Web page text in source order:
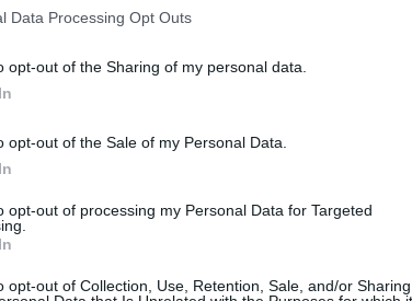
Data Processing Opt Outs
opt-out of the Sharing of my personal data.
opt-out of the Sale of my Personal Data.
opt-out of processing my Personal Data for Targeted
opt-out of Collection, Use, Retention, Sale, and/or Sharing
Karšta A. Kasparavičiaus ir Ž Pavilionio
Laidos Lietuva tiesiogiai
Kuprines pasvėrę specialistai įspėja apie
pradinukų